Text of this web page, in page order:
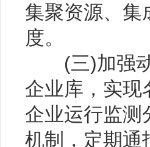
集聚资源、集
度。
(三)加强动
企业库，实现
企业运行监测
机制，定期通